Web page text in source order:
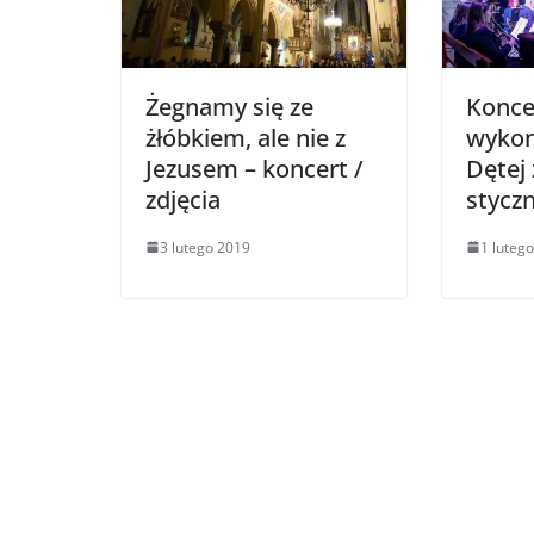
Żegnamy się ze
żłóbkiem, ale nie z
Jezusem – koncert /
zdjęcia
3 lutego 2019
Dętej
1